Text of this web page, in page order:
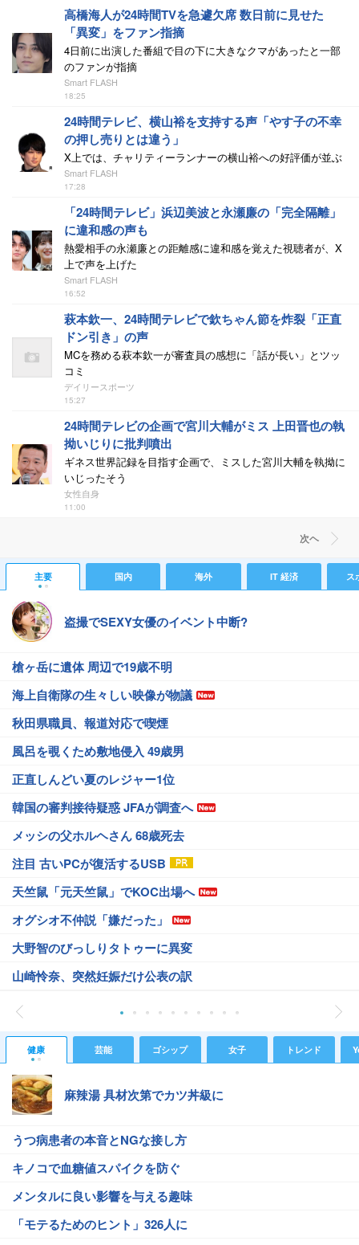
高橋海人が24時間TVを急遽欠席 数日前に見せた
「異変」をファン指摘
4日前に出演した番組で目の下に大きなクマがあったと一部
のファンが指摘
Smart FLASH
18:25
24時間テレビ、横山裕を支持する声「やす子の不幸
の押し売りとは違う」
X上では、チャリティーランナーの横山裕への好評価が並ぶ
Smart FLASH
17:28
「24時間テレビ」浜辺美波と永瀬廉の「完全隔離」
に違和感の声も
熱愛相手の永瀬廉との距離感に違和感を覚えた視聴者が、X
上で声を上げた
Smart FLASH
16:52
萩本欽一、24時間テレビで欽ちゃん節を炸裂「正直
ドン引き」の声
MCを務める萩本欽一が審査員の感想に「話が長い」とツッ
コミ
デイリースポーツ
15:27
24時間テレビの企画で宮川大輔がミス 上田晋也の執
拗いじりに批判噴出
ギネス世界記録を目指す企画で、ミスした宮川大輔を執拗に
いじったそう
女性自身
11:00
次ヘ
主要 国内 海外 IT 経済 ス
盗撮でSEXY女優のイベント中断?
槍ヶ岳に遺体 周辺で19歳不明
海上自衛隊の生々しい映像が物議
秋田県職員、報道対応で喫煙
風呂を覗くため敷地侵入 49歳男
正直しんどい夏のレジャー1位
韓国の審判接待疑惑 JFAが調査へ
メッシの父ホルヘさん 68歳死去
注目 古いPCが復活するUSB
天竺鼠「元天竺鼠」でKOC出場へ
オグシオ不仲説「嫌だった」
大野智のびっしりタトゥーに異変
山崎怜奈、突然妊娠だけ公表の訳
健康 芸能 ゴシップ 女子 トレンド
麻辣湯 具材次第でカツ丼級に
うつ病患者の本音とNGな接し方
キノコで血糖値スパイクを防ぐ
メンタルに良い影響を与える趣味
「モテるためのヒント」326人に